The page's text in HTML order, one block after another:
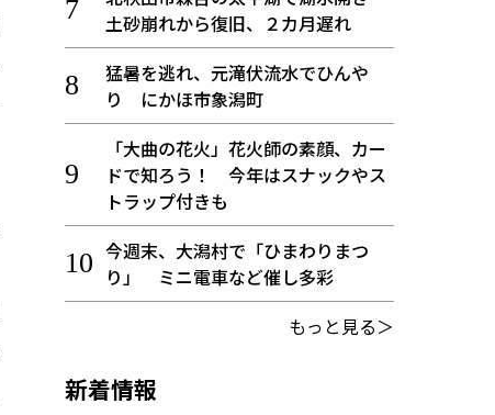
土砂崩れから復旧、２カ月遅れ
猛暑を逃れ、元滝伏流水でひんや
り にかほ市象潟町
「大曲の花火」花火師の素顔、カー
ドで知ろう！ 今年はスナックやス
トラップ付きも
今週末、大潟村で「ひまわりまつ
り」 ミニ電車など催し多彩
もっと見る＞
新着情報